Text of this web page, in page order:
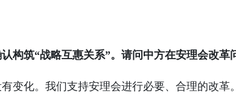
构筑“战略互惠关系”。请问中方在安理会改革
化。我们支持安理会进行必要、合理的改革